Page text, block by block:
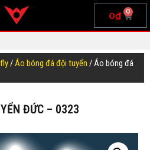
0₫ 0
/Áo bóng đá đội tuyển / Áo bóng đá
ĐỨC – 0323